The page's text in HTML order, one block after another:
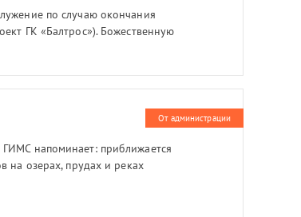
по случаю окончания
ГК «Балтрос»). Божественную
От администрации
напоминает: приближается
на озерах, прудах и реках